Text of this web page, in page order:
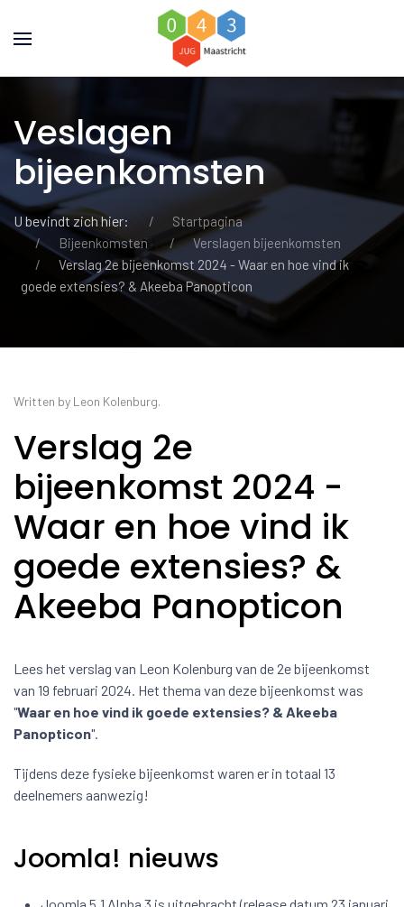
Veslagen
bijeenkomsten
U bevindt zich hier:
Startpagina
Bijeenkomsten
Verslagen bijeenkomsten
Verslag 2e bijeenkomst 2024 - Waar en hoe vind ik
goede extensies? & Akeeba Panopticon
Written by Leon Kolenburg.
Verslag 2e
bijeenkomst 2024 -
Waar en hoe vind ik
goede extensies? &
Akeeba Panopticon
Lees het verslag van Leon Kolenburg van de 2e bijeenkomst
van 19 februari 2024. Het thema van deze bijeenkomst was
"Waar en hoe vind ik goede extensies? & Akeeba
Panopticon".
Tijdens deze fysieke bijeenkomst waren er in totaal 13
deelnemers aanwezig!
Joomla! nieuws